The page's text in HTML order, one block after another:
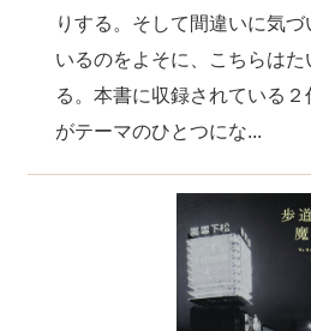
りする。そして間違いに気
いるのをよそに、こちらは
る。本書に収録されている
がテーマのひとつにな...